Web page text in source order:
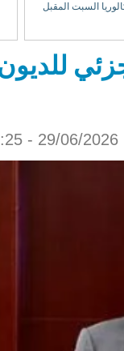
طاقته الاستيعابية إلى 200 سرير